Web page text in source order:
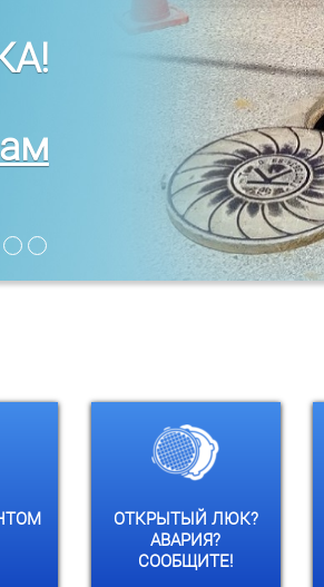
к
ОТКРЫТЫЙ ЛЮК?
АВАРИЯ?
СООБЩИТЕ!
Сообщите о
проблеме нашей
диспетчерской
службе